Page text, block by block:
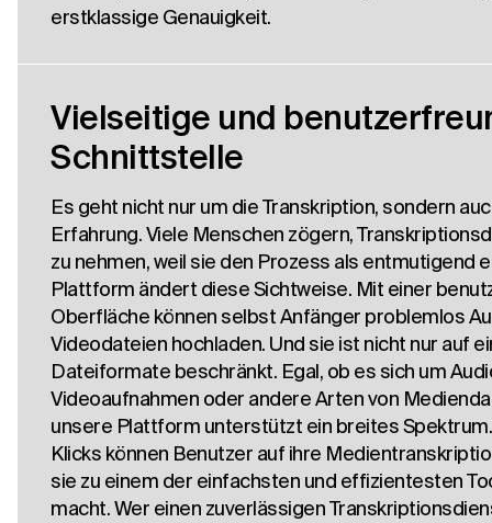
erstklassige Genauigkeit.
Vielseitige und
Schnittstelle
Es geht nicht nur um die Transkription, sondern
Erfahrung. Viele Menschen zögern,
zu nehmen, weil sie den Prozess als entmutigend
Plattform ändert diese Sichtweise. Mit einer
Oberfläche können selbst Anfänger problemlos
Videodateien hochladen. Und sie ist nicht nur auf
Dateiformate beschränkt. Egal, ob es sich um
Videoaufnahmen oder andere Arten von
unsere Plattform unterstützt ein breites
Klicks können Benutzer auf ihre
sie zu einem der einfachsten und effizientesten
macht. Wer einen zuverlässigen